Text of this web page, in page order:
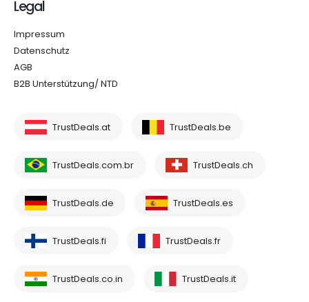
Legal
Impressum
Datenschutz
AGB
B2B Unterstützung/ NTD
TrustDeals.at TrustDeals.be
TrustDeals.com.br TrustDeals.ch
TrustDeals.de TrustDeals.es
TrustDeals.fi TrustDeals.fr
TrustDeals.co.in TrustDeals.it